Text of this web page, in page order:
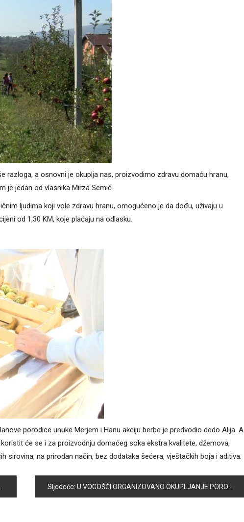
razloga, a osnovni je okuplja nas, proizvodimo zdravu domaću hranu,
je jedan od vlasnika Mirza Semić.
ljudima koji vole zdravu hranu, omogućeno je da dođu, uživaju u
od 1,30 KM, koje plaćaju na odlasku.
porodice unuke Merjem i Hanu akciju berbe je predvodio dedo Alija. A
će se i za proizvodnju domaćeg soka ekstra kvalitete, džemova,
sirovina, na prirodan način, bez dodataka šećera, vještačkih boja i aditiva.
Sljedeće: U VOGOŠĆI ORGANIZOVANO OKUPLJANJE PORODICE HADŽIĆ